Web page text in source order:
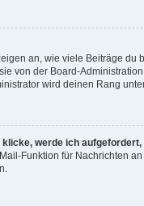
an, wie viele Beiträge
von der Board-
wird deinen Rang
werde ich
Funktion für Nachrichten